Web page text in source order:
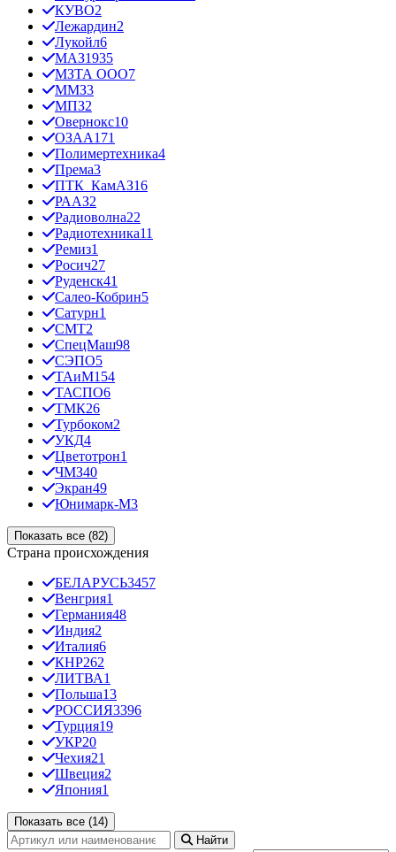
КУВО2
Лежардин2
Лукойл6
МАЗ1935
МЗТА ООО7
ММЗ3
МПЗ2
Овернокс10
ОЗАА171
Полимертехника4
Према3
ПТК_КамАЗ16
РААЗ2
Радиоволна22
Радиотехника11
Ремиз1
Росич27
Руденск41
Салео-Кобрин5
Сатурн1
СМТ2
СпецМаш98
СЭПО5
ТАиМ154
ТАСПО6
ТМК26
Турбоком2
УКД4
Цветотрон1
ЧМЗ40
Экран49
Юнимарк-М3
Показать все (82)
Страна происхождения
БЕЛАРУСЬ3457
Венгрия1
Германия48
Индия2
Италия6
КНР262
ЛИТВА1
Польша13
РОССИЯ3396
Турция19
УКР20
Чехия21
Швеция2
Япония1
Показать все (14)
Найти